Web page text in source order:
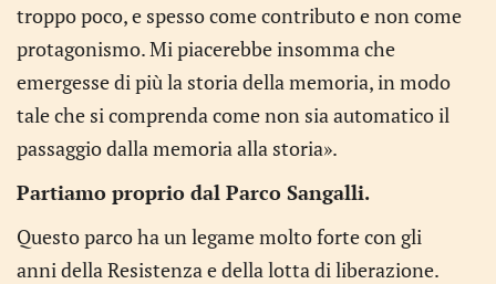
troppo poco, e spesso come contributo e non come
protagonismo. Mi piacerebbe insomma che
emergesse di più la storia della memoria, in modo
tale che si comprenda come non sia automatico il
passaggio dalla memoria alla storia».
Partiamo proprio dal Parco Sangalli.
Questo parco ha un legame molto forte con gli
anni della Resistenza e della lotta di liberazione.